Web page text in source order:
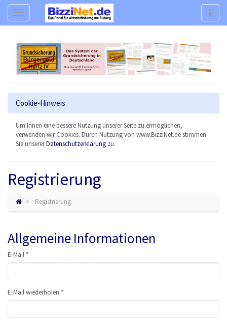
Navigation
Cookie-Hinweis
Um Ihnen eine bessere Nutzung unserer Seite zu ermöglichen,
verwenden wir Cookies. Durch Nutzung von www.BizziNet.de stimmen
Sie unsererDatenschutzerklärung zu.
Registrierung
Registrierung
Allgemeine Informationen
E-Mail *
E-Mail wiederholen *